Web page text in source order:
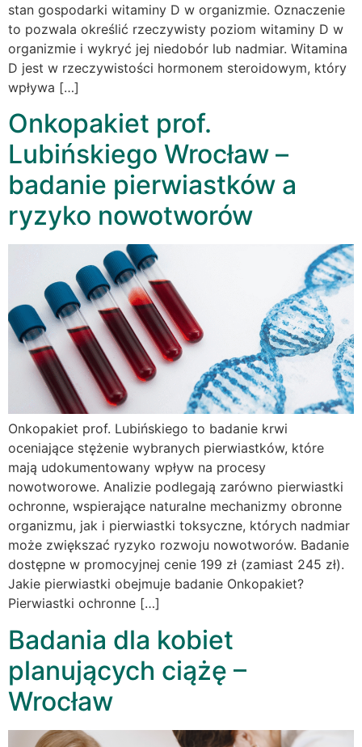
stan gospodarki witaminy D w organizmie. Oznaczenie
to pozwala określić rzeczywisty poziom witaminy D w
organizmie i wykryć jej niedobór lub nadmiar. Witamina
D jest w rzeczywistości hormonem steroidowym, który
wpływa […]
Onkopakiet prof.
Lubińskiego Wrocław –
badanie pierwiastków a
ryzyko nowotworów
Onkopakiet prof. Lubińskiego to badanie krwi
oceniające stężenie wybranych pierwiastków, które
mają udokumentowany wpływ na procesy
nowotworowe. Analizie podlegają zarówno pierwiastki
ochronne, wspierające naturalne mechanizmy obronne
organizmu, jak i pierwiastki toksyczne, których nadmiar
może zwiększać ryzyko rozwoju nowotworów. Badanie
dostępne w promocyjnej cenie 199 zł (zamiast 245 zł).
Jakie pierwiastki obejmuje badanie Onkopakiet?
Pierwiastki ochronne […]
Badania dla kobiet
planujących ciążę –
Wrocław